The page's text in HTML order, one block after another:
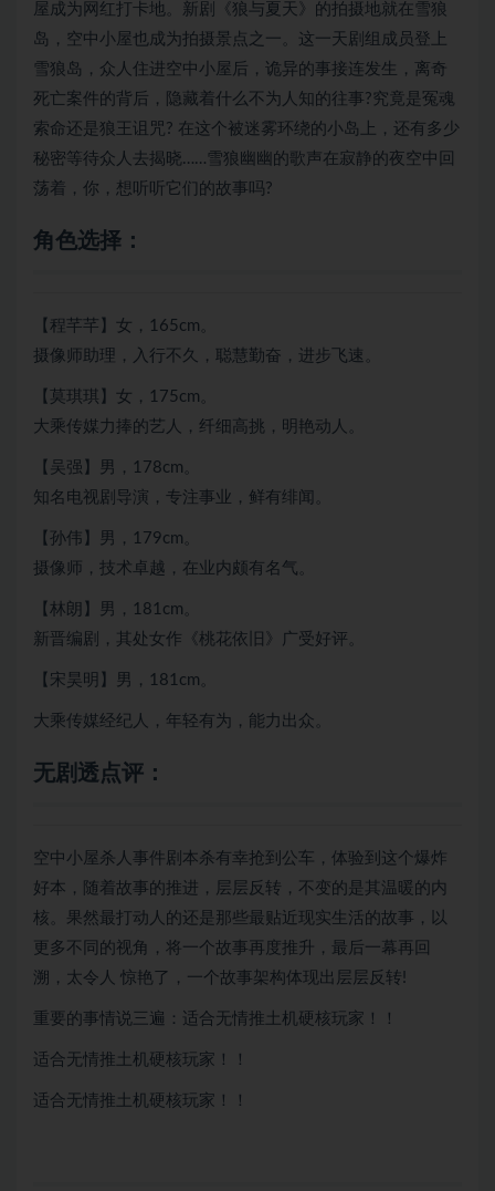
屋成为网红打卡地。新剧《狼与夏天》的拍摄地就在雪狼
岛，空中小屋也成为拍摄景点之一。这一天剧组成员登上
雪狼岛，众人住进空中小屋后，诡异的事接连发生，离奇
死亡案件的背后，隐藏着什么不为人知的往事?究竟是冤魂
索命还是狼王诅咒? 在这个被迷雾环绕的小岛上，还有多少
秘密等待众人去揭晓……雪狼幽幽的歌声在寂静的夜空中回
荡着，你，想听听它们的故事吗?
角色选择：
【程芊芊】女，165cm。
摄像师助理，入行不久，聪慧勤奋，进步飞速。
【莫琪琪】女，175cm。
大乘传媒力捧的艺人，纤细高挑，明艳动人。
【吴强】男，178cm。
知名电视剧导演，专注事业，鲜有绯闻。
【孙伟】男，179cm。
摄像师，技术卓越，在业内颇有名气。
【林朗】男，181cm。
新晋编剧，其处女作《桃花依旧》广受好评。
【宋昊明】男，181cm。
大乘传媒经纪人，年轻有为，能力出众。
无剧透点评 ：
空中小屋杀人事件剧本杀有幸抢到公车，体验到这个爆炸
好本，随着故事的推进，层层反转，不变的是其温暖的内
核。果然最打动人的还是那些最贴近现实生活的故事，以
更多不同的视角，将一个故事再度推升，最后一幕再回
溯，太令人 惊艳了，一个故事架构体现出层层反转!
重要的事情说三遍：适合无情推土机硬核玩家！！
适合无情推土机硬核玩家！！
适合无情推土机硬核玩家！！